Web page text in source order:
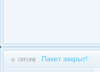
Пакет закрыт!